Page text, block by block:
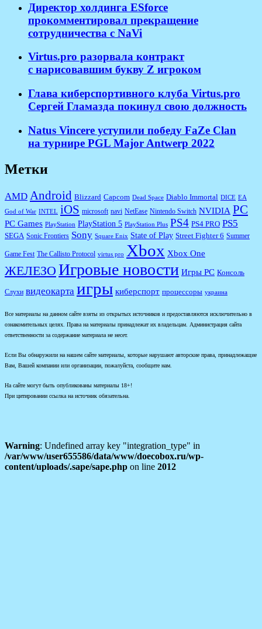
Директор холдинга ESforce
прокомментировал прекращение
сотрудничества с NaVi
​Virtus.pro разорвала контракт
с нарисовавшим букву Z игроком
Глава киберспортивного клуба Virtus.pro
Сергей Гламазда покинул свою должность
Natus Vincere уступили победу FaZe Clan
на турнире PGL Major Antwerp 2022
Метки
AMD Android Blizzard Capcom Dead Space Diablo Immortal DICE EA
God of War INTEL iOS microsoft navi NetEase Nintendo Switch NVIDIA PC
PC Games PlayStation PlayStation 5 PlayStation Plus PS4 PS4 PRO PS5
SEGA Sonic Frontiers Sony Square Enix State of Play Street Fighter 6 Summer
Game Fest The Callisto Protocol virtus pro Xbox Xbox One
ЖЕЛЕЗО Игровые новости Игры PC Консоль
Слухи видеокарта игры киберспорт процессоры украина
Все материалы на данном сайте взяты из открытых источников и предоставляются исключительно в
ознакомительных целях. Права на материалы принадлежат их владельцам. Администрация сайта
ответственности за содержание материала не несет.
Если Вы обнаружили на нашем сайте материалы, которые нарушают авторские права, принадлежащие
Вам, Вашей компании или организации, пожалуйста, сообщите нам.
На сайте могут быть опубликованы материалы 18+!
При цитировании ссылка на источник обязательна.
Warning: Undefined array key "integration_type" in
/var/www/user655586/data/www/doecobox.ru/wp-
content/uploads/.sape/sape.php on line 2012